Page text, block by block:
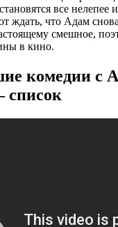
все нелепее
ждать, что Адам снова
смешное,
в кино.
комедии с
список